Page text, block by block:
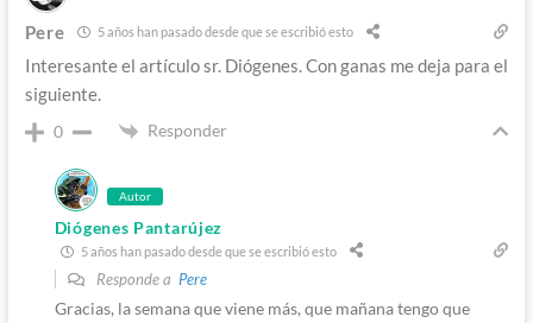
Pere 5 años han pasado desde que se escribió esto
Interesante el artículo sr. Diógenes. Con ganas me deja para el
siguiente.
0 Responder
Autor
Diógenes Pantarújez
5 años han pasado desde que se escribió esto
Responde a Pere
Gracias, la semana que viene más, que mañana tengo que